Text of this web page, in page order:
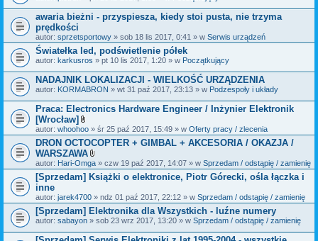
awaria bieżni - przyspiesza, kiedy stoi pusta, nie trzyma
prędkości
autor: sprzetsportowy » sob 18 lis 2017, 0:41 » w Serwis urządzeń
Światełka led, podświetlenie półek
autor: karkusros » pt 10 lis 2017, 1:20 » w Początkujący
NADAJNIK LOKALIZACJI - WIELKOŚĆ URZĄDZENIA
autor: KORMABRON » wt 31 paź 2017, 23:13 » w Podzespoły i układy
Praca: Electronics Hardware Engineer / Inżynier Elektronik
[Wrocław]
Z
a
ł
ą
c
z
k
i
autor: whoohoo » śr 25 paź 2017, 15:49 » w Oferty pracy / zlecenia
DRON OCTOCOPTER + GIMBAL + AKCESORIA / OKAZJA /
WARSZAWA
Z
a
ł
c
z
n
i
i
autor: Hari-Omga » czw 19 paź 2017, 14:07 » w Sprzedam / odstąpię / zamienię
[Sprzedam] Książki o elektronice, Piotr Górecki, ośla łączka i
inne
autor: jarek4700 » ndz 01 paź 2017, 22:12 » w Sprzedam / odstąpię / zamienię
[Sprzedam] Elektronika dla Wszystkich - luźne numery
autor: sabayon » sob 23 wrz 2017, 13:20 » w Sprzedam / odstąpię / zamienię